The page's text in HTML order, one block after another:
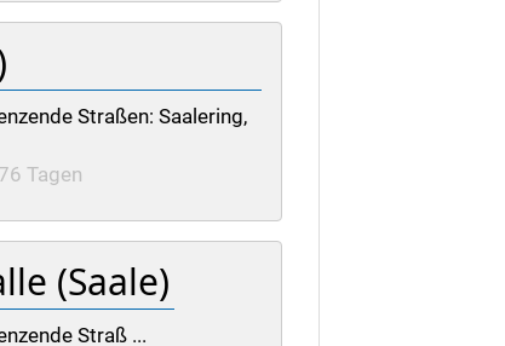
Straßen: Saalering,
Tagen
(Saale)
Straß ...